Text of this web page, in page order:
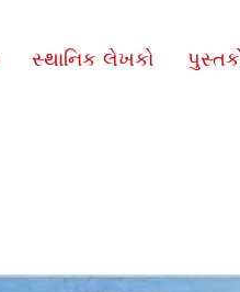
સ્થાનિક લેખકો